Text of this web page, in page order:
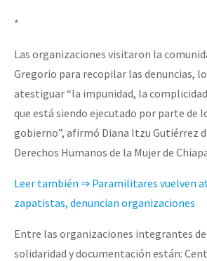
*
Las organizaciones visitaron la
Gregorio para recopilar las denuncias,
atestiguar “la impunidad, la
que está siendo ejecutado por parte de
gobierno”, afirmó Diana Itzu Gutiérrez
Derechos Humanos de la Mujer de
Leer también ⇒ Paramilitares vuelven
zapatistas, denuncian organizaciones
Entre las organizaciones integrantes de
solidaridad y documentación están: